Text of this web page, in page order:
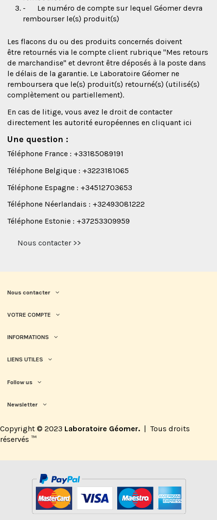
- Le numéro de compte sur lequel Géomer devra
rembourser le(s) produit(s)
Les flacons du ou des produits concernés doivent
être retournés via le compte client rubrique "Mes retours
de marchandise" et devront être déposés à la poste dans
le délais de la garantie. Le Laboratoire Géomer ne
remboursera que le(s) produit(s) retourné(s) (utilisé(s)
complètement ou partiellement).
En cas de litige, vous avez le droit de contacter
directement les autorité européennes en cliquant ici
Une question :
Téléphone France : +33185089191
Téléphone Belgique : +3223181065
Téléphone Espagne : +34512703653
Téléphone Néerlandais : +32493081222
Téléphone Estonie : +37253309959
Nous contacter >>
Nous contacter
VOTRE COMPTE
INFORMATIONS
LIENS UTILES
Follow us
Newsletter
Copyright © 2023 Laboratoire Géomer. | Tous droits
réservés ™